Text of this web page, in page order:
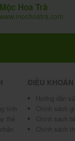
số SPF 30
Mộc Hoa Trà
www.mochoatra.com
tính
thế
ĐIỀU
Hướng dẫn
Chính sách
Chính sách
Chính sách